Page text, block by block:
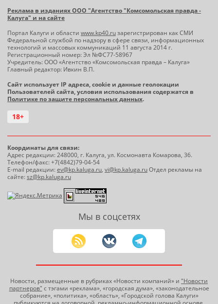
Реклама в изданиях ООО "Агентство "Комсомольская правда -
Калуга" и на сайте
Портал Калуги и области www.kp40.ruзарегистрирован как СМИ
Федеральной службой по надзору в сфере связи, информационных
технологий и массовых коммуникаций 11 августа 2014 г.
Регистрационный номер: Эл №ФС77-58967
Учредитель: ООО «Агентство «Комсомольская правда – Калуга»
Главный редактор: Ивкин В.П.
Сайт использует IP адреса, cookie и данные геолокации
Пользователей сайта, условия использования содержатся в
Политике по защите персональных данных.
18+
Координаты для связи:
Адрес редакции: 248000, г. Калуга, ул. Космонавта Комарова, 36.
Телефон/факс: +7(4842)79-04-54
E-mail редакции:ev@kp.kaluga.ru, vi@kp.kaluga.ruОтдел рекламы на
сайте:sz@kp.kaluga.ru
Мы в соцсетях
Новости, размещенные в рубриках «Новости компаний» и "Новости
партнеров" с тэгами «реклама», «городская дума», «законодательное
собрание», «политика», «область», «Городской голова Калуги»